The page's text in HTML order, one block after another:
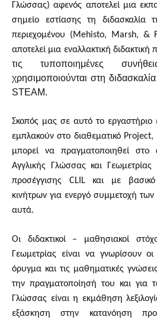
Γλώσσας) αφενός αποτελεί μια
σημείο εστίασης τη
περιεχομένου (Mehisto, Marsh, &
αποτελεί μια εναλλακτική
τις τυποποιημένες
χρησιμοποιούνται στη
STEAM.
Σκοπός μας σε αυτό το εργαστήριο
εμπλακούν στο διαθεματικό
μπορεί να πραγματοποιηθεί
Αγγλικής Γλώσσας και
προσέγγισης CLIL και με
κινήτρων για ενεργό συμμετοχή
αυτά.
Οι διδακτικοί – μαθησιακοί
Γεωμετρίας είναι να γνωρίσουν
όρυγμα και τις μαθηματικές
την πραγματοποίησή του και για
Γλώσσας είναι η εκμάθηση
εξάσκηση στην κατανόηση